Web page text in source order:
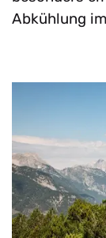
Abkühlung